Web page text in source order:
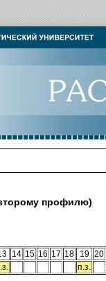
профилю)
14 15 16 17 18 19 20
п.з.